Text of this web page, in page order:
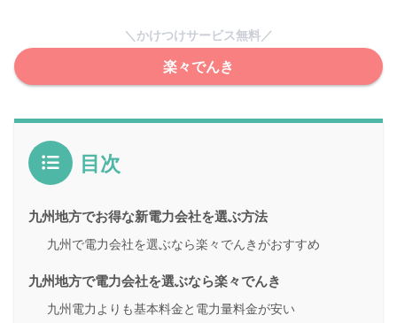
＼かけつけサービス無料／
楽々でんき
目次
九州地方でお得な新電力会社を選ぶ方法
九州で電力会社を選ぶなら楽々でんきがおすすめ
九州地方で電力会社を選ぶなら楽々でんき
九州電力よりも基本料金と電力量料金が安い